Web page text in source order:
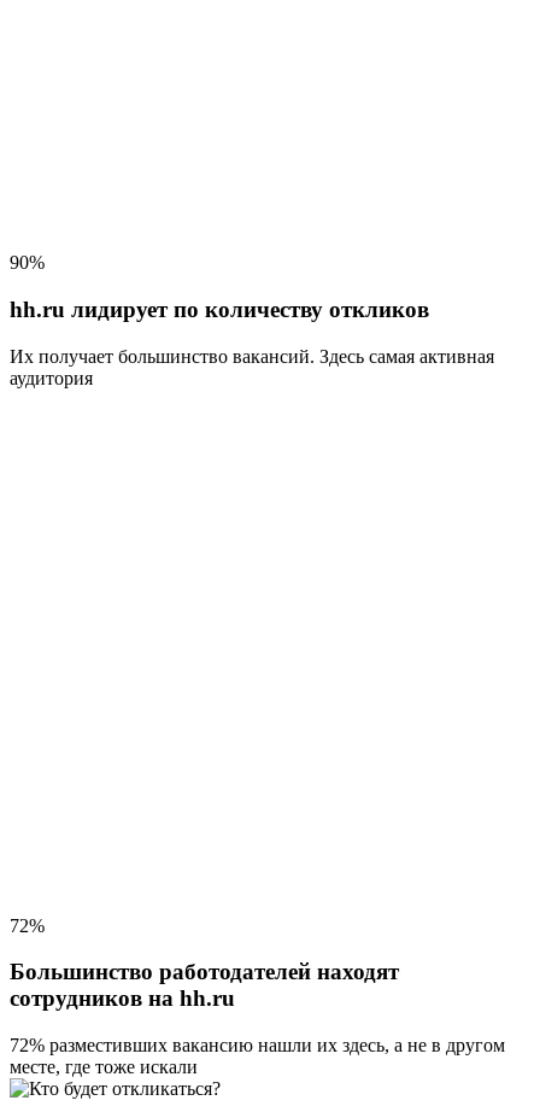
90%
hh.ru лидирует по количеству откликов
Их получает большинство вакансий. Здесь самая активная
аудитория
72%
Большинство работодателей находят
сотрудников на hh.ru
72% разместивших вакансию нашли их здесь, а не в другом
месте, где тоже искали